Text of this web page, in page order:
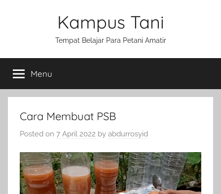
Kampus Tani
Tempat Belajar Para Petani Amatir
Menu
Cara Membuat PSB
Posted on 7 April 2022 by abdurrosyid